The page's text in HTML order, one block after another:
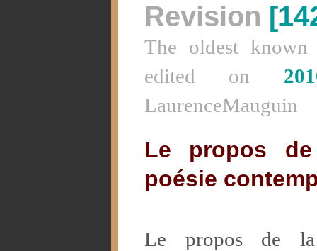
Revision
The oldest
edited on
LaurenceMauguin
Le propos
poésie
Le propos de la